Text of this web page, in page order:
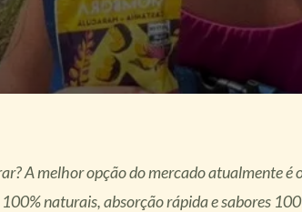
A melhor opção do mercado atualmente é
naturais, absorção rápida e sabores